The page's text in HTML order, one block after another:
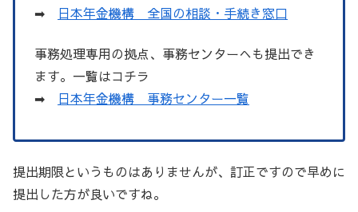
➡ 日本年金機構 全国の相談・手続き窓口
事務処理専用の拠点、事務センターへも提出でき
ます。一覧はコチラ
➡ 日本年金機構 事務センター一覧
提出期限というものはありませんが、訂正ですので早めに
提出した方が良いですね。